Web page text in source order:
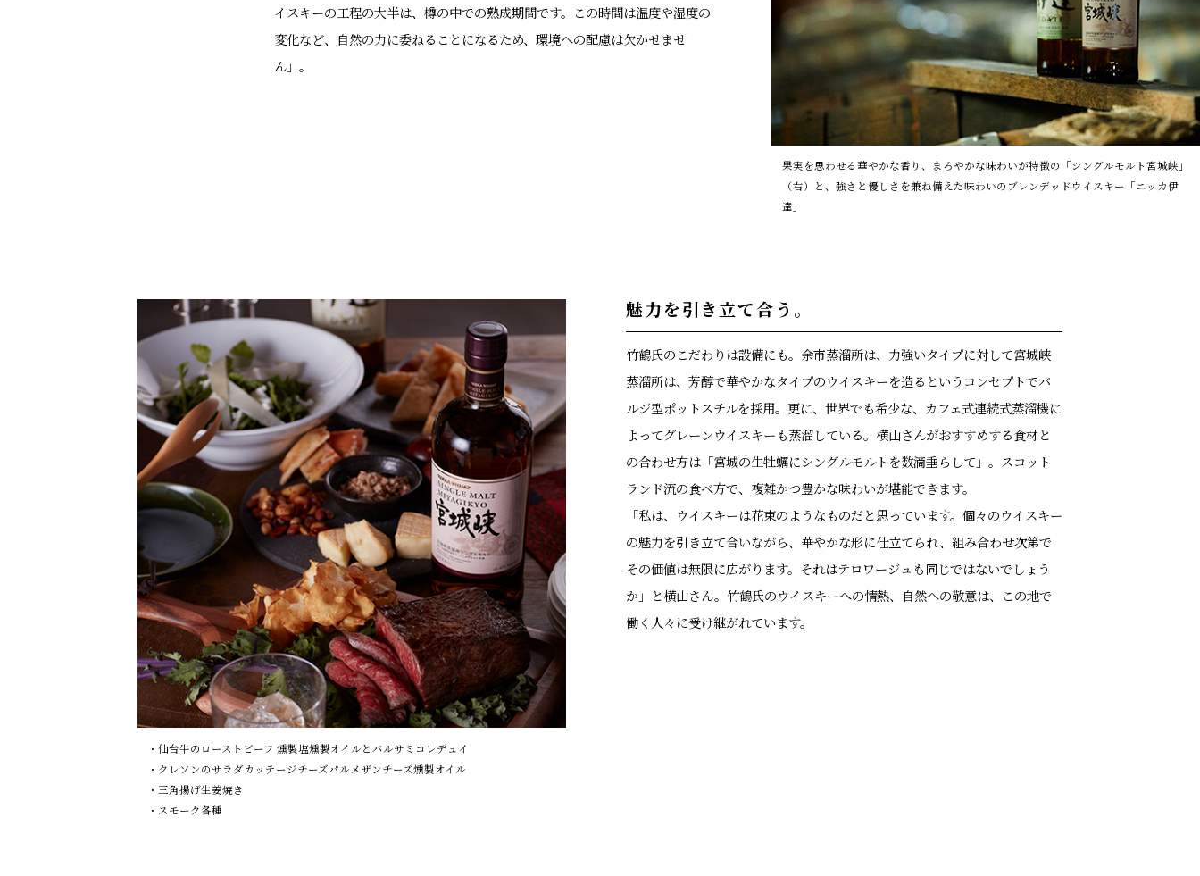
イスキーの工程の大半は、樽の中での熟成期間です。この時間は温度や湿度の
変化など、自然の力に委ねることになるため、環境への配慮は欠かせませ
ん」。
果実を思わせる華やかな香り、まろやかな味わいが特徴の「シングルモルト宮城峡」
（右）と、強さと優しさを兼ね備えた味わいのブレンデッドウイスキー「ニッカ伊
達」
魅力を引き立て合う。
竹鶴氏のこだわりは設備にも。余市蒸溜所は、力強いタイプに対して宮城峡
蒸溜所は、芳醇で華やかなタイプのウイスキーを造るというコンセプトでバ
ルジ型ポットスチルを採用。更に、世界でも希少な、カフェ式連続式蒸溜機に
よってグレーンウイスキーも蒸溜している。横山さんがおすすめする食材と
の合わせ方は「宮城の生牡蠣にシングルモルトを数滴垂らして」。スコット
ランド流の食べ方で、複雑かつ豊かな味わいが堪能できます。
「私は、ウイスキーは花束のようなものだと思っています。個々のウイスキー
の魅力を引き立て合いながら、華やかな形に仕立てられ、組み合わせ次第で
その価値は無限に広がります。それはテロワージュも同じではないでしょう
か」と横山さん。竹鶴氏のウイスキーへの情熱、自然への敬意は、この地で
働く人々に受け継がれています。
仙台牛のローストビーフ 燻製塩燻製オイルとバルサミコレデュイ
クレソンのサラダカッテージチーズパルメザンチーズ燻製オイル
三角揚げ生姜焼き
スモーク各種